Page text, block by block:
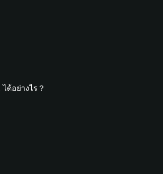
ด้อย่างไร？